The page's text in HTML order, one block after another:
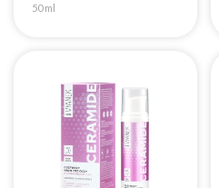
50 ml